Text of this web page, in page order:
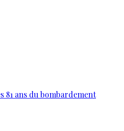
81 ans du bombardement